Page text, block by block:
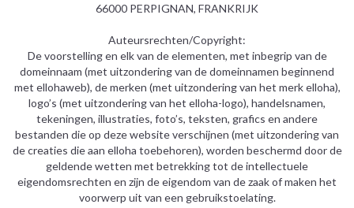
66000 PERPIGNAN, FRANKRIJK
Auteursrechten/Copyright:
De voorstelling en elk van de elementen, met inbegrip van de
domeinnaam (met uitzondering van de domeinnamen beginnend
met ellohaweb), de merken (met uitzondering van het merk elloha),
logo’s (met uitzondering van het elloha-logo), handelsnamen,
tekeningen, illustraties, foto’s, teksten, grafics en andere
bestanden die op deze website verschijnen (met uitzondering van
de creaties die aan elloha toebehoren), worden beschermd door de
geldende wetten met betrekking tot de intellectuele
eigendomsrechten en zijn de eigendom van de zaak of maken het
voorwerp uit van een gebruikstoelating.